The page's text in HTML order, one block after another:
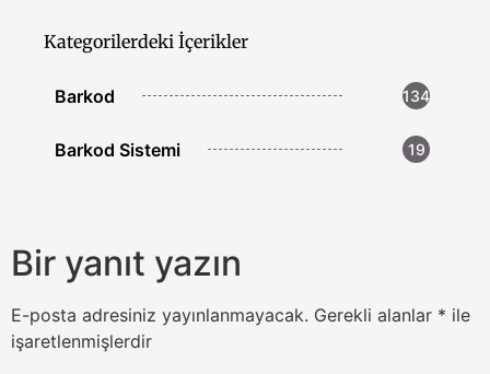
Kategorilerdeki İçerikler
Barkod 134
Barkod Sistemi 19
Bir yanıt yazın
E-posta adresiniz yayınlanmayacak. Gerekli alanlar * ile
işaretlenmişlerdir